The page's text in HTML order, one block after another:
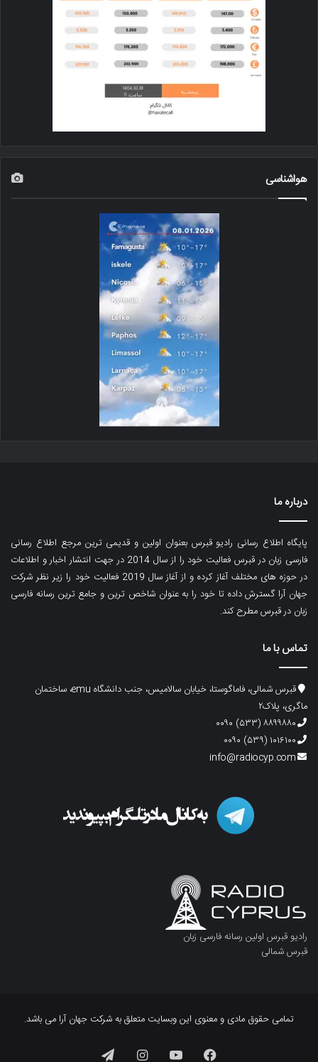
هواشناسی
درباره ما
پایگاه اطلاع رسانی رادیو قبرس بعنوان اولین و قدیمی ترین مرجع اطلاع رسانی
فارسی زبان در قبرس فعالیت خود را از سال 2014 در جهت انتشار اخبار و اطلاعات
در حوزه های مختلف آغاز کرده و از آغاز سال 2019 فعالیت خود را زیر نظر شرکت
جهان آرا گسترش داده تا خود را به عنوان شاخص ترین و جامع ترین رسانه فارسی
زبان در قبرس مطرح کند.
تماس با ما
قبرس شمالی، فاماگوستا، خیابان سالامیس، جنب دانشگاه emu، ساختمان
ماگری، پلاک۲
۸۸۹۹۸۸۰ (۵۳۳) ۰۰۹۰
۱۰۱۶۱۰۰ (۵۳۹) ۰۰۹۰
info@radiocyp.com
رادیو قبرس اولین رسانه فارسی زبان
قبرس شمالی
تمامی حقوق مادی و معنوی این وبسایت متعلق به شرکت جهان آرا می باشد.
فیسبوک یوتیوب اینستاگرام